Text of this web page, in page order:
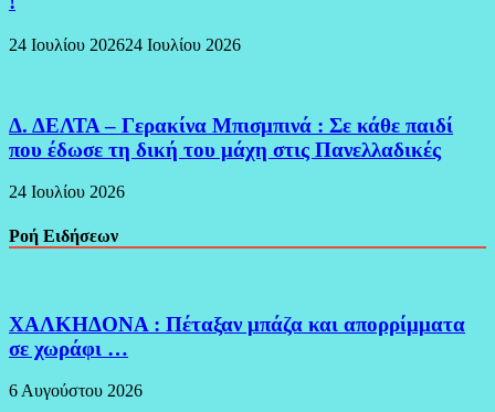
24 Ιουλίου 202624 Ιουλίου 2026
Δ. ΔΕΛΤΑ – Γερακίνα Μπισμπινά : Σε κάθε παιδί
που έδωσε τη δική του μάχη στις Πανελλαδικές
24 Ιουλίου 2026
Ροή Ειδήσεων
ΧΑΛΚΗΔΟΝΑ : Πέταξαν μπάζα και απορρίμματα
σε χωράφι …
6 Αυγούστου 2026